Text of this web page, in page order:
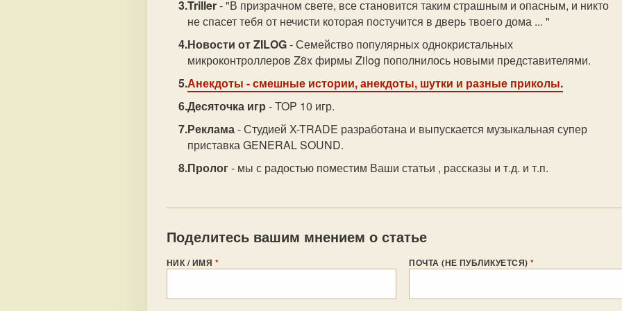
Triller- "В призрачном свете, все становится таким страшным и опасным, и никто
не спасет тебя от нечисти которая постучится в дверь твоего дома ... "
Новости от ZILOG- Семейство популярных однокристальных
микроконтроллеров Z8x фирмы Zilog пополнилось новыми представителями.
Анекдоты - смешные истории, анекдоты, шутки и разные приколы.
Десяточка игр - TOP 10 игр.
Реклама- Студией X-TRADE разработана и выпускается музыкальная супер
приставка GENERAL SOUND.
Пролог- мы с радостью поместим Ваши статьи , рассказы и т.д. и т.п.
Поделитесь вашим мнением о статье
НИК / ИМЯ * ПОЧТА (НЕ ПУБЛИКУЕТСЯ)*